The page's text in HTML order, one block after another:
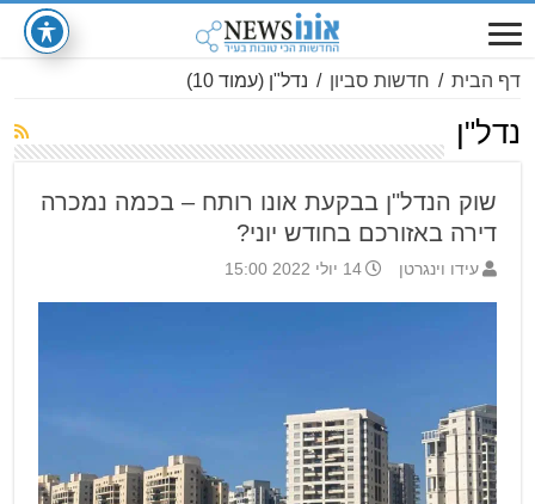
דף הבית / חדשות סביון / נדל"ן (עמוד 10)
נדל"ן
שוק הנדל"ן בבקעת אונו רותח – בכמה נמכרה
דירה באזורכם בחודש יוני?
עידו וינגרטן 14 יולי 2022 15:00